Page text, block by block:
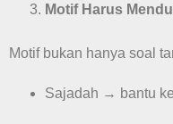
Motif Harus
Motif bukan hanya soal
Sajadah → bantu